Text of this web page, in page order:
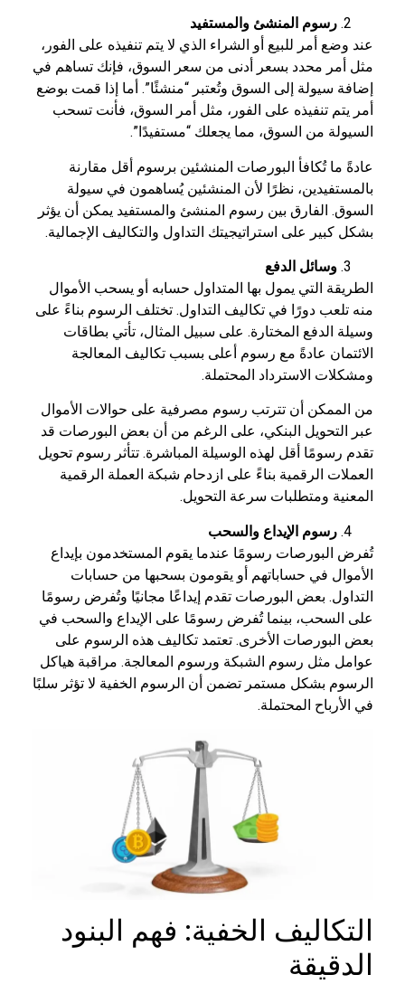
رسوم المنشئ والمستفيد
عند وضع أمر للبيع أو الشراء الذي لا يتم تنفيذه على الفور،
مثل أمر محدد بسعر أدنى من سعر السوق، فإنك تساهم في
إضافة سيولة إلى السوق وتُعتبر “منشئًا”. أما إذا قمت بوضع
أمر يتم تنفيذه على الفور، مثل أمر السوق، فأنت تسحب
السيولة من السوق، مما يجعلك “مستفيدًا”.
عادةً ما تُكافأ البورصات المنشئين برسوم أقل مقارنة
بالمستفيدين، نظرًا لأن المنشئين يُساهمون في سيولة
السوق. الفارق بين رسوم المنشئ والمستفيد يمكن أن يؤثر
بشكل كبير على استراتيجيتك التداول والتكاليف الإجمالية.
وسائل الدفع
الطريقة التي يمول بها المتداول حسابه أو يسحب الأموال
منه تلعب دورًا في تكاليف التداول. تختلف الرسوم بناءً على
وسيلة الدفع المختارة. على سبيل المثال، تأتي بطاقات
الائتمان عادةً مع رسوم أعلى بسبب تكاليف المعالجة
ومشكلات الاسترداد المحتملة.
من الممكن أن تترتب رسوم مصرفية على حوالات الأموال
عبر التحويل البنكي، على الرغم من أن بعض البورصات قد
تقدم رسومًا أقل لهذه الوسيلة المباشرة. تتأثر رسوم تحويل
العملات الرقمية بناءً على ازدحام شبكة العملة الرقمية
المعنية ومتطلبات سرعة التحويل.
رسوم الإيداع والسحب
تُفرض البورصات رسومًا عندما يقوم المستخدمون بإيداع
الأموال في حساباتهم أو يقومون بسحبها من حسابات
التداول. بعض البورصات تقدم إيداعًا مجانيًا وتُفرض رسومًا
على السحب، بينما تُفرض رسومًا على الإيداع والسحب في
بعض البورصات الأخرى. تعتمد تكاليف هذه الرسوم على
عوامل مثل رسوم الشبكة ورسوم المعالجة. مراقبة هياكل
الرسوم بشكل مستمر تضمن أن الرسوم الخفية لا تؤثر سلبًا
في الأرباح المحتملة.
التكاليف الخفية: فهم البنود
الدقيقة